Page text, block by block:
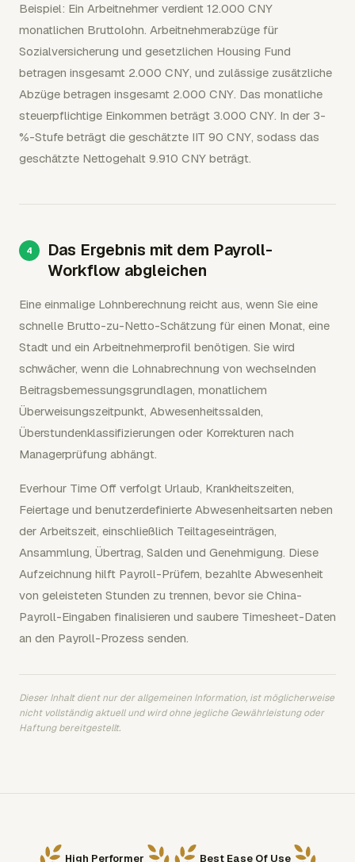
Beispiel: Ein Arbeitnehmer verdient 12.000 CNY
monatlichen Bruttolohn. Arbeitnehmerabzüge für
Sozialversicherung und gesetzlichen Housing Fund
betragen insgesamt 2.000 CNY, und zulässige zusätzliche
Abzüge betragen insgesamt 2.000 CNY. Das monatliche
steuerpflichtige Einkommen beträgt 3.000 CNY. In der 3-
%-Stufe beträgt die geschätzte IIT 90 CNY, sodass das
geschätzte Nettogehalt 9.910 CNY beträgt.
Das Ergebnis mit dem Payroll-
Workflow abgleichen
Eine einmalige Lohnberechnung reicht aus, wenn Sie eine
schnelle Brutto-zu-Netto-Schätzung für einen Monat, eine
Stadt und ein Arbeitnehmerprofil benötigen. Sie wird
schwächer, wenn die Lohnabrechnung von wechselnden
Beitragsbemessungsgrundlagen, monatlichem
Überweisungszeitpunkt, Abwesenheitssalden,
Überstundenklassifizierungen oder Korrekturen nach
Managerprüfung abhängt.
Everhour Time Off verfolgt Urlaub, Krankheitszeiten,
Feiertage und benutzerdefinierte Abwesenheitsarten neben
der Arbeitszeit, einschließlich Teiltageseinträgen,
Ansammlung, Übertrag, Salden und Genehmigung. Diese
Aufzeichnung hilft Payroll-Prüfern, bezahlte Abwesenheit
von geleisteten Stunden zu trennen, bevor sie China-
Payroll-Eingaben finalisieren und saubere Timesheet-Daten
an den Payroll-Prozess senden.
Dieser Inhalt dient nur der allgemeinen Information, ist möglicherweise
nicht vollständig aktuell und wird ohne jegliche Gewährleistung oder
Haftung bereitgestellt.
High Performer Best Ease Of Use